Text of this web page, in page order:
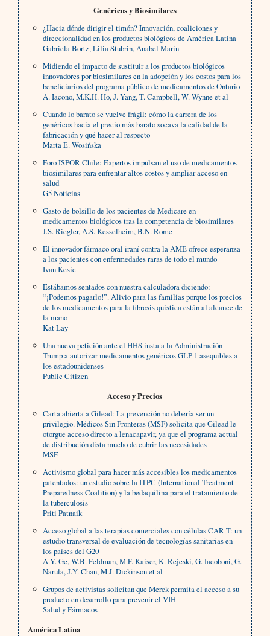
Genéricos y Biosimilares
¿Hacia dónde dirigir el timón? Innovación, coaliciones y
direccionalidad en los productos biológicos de América Latina
Gabriela Bortz, Lilia Stubrin, Anabel Marin
Midiendo el impacto de sustituir a los productos biológicos
innovadores por biosimilares en la adopción y los costos para los
beneficiarios del programa público de medicamentos de Ontario
A. Iacono, M.K.H. Ho, J. Yang, T. Campbell, W. Wynne et al
Cuando lo barato se vuelve frágil: cómo la carrera de los
genéricos hacia el precio más barato socava la calidad de la
fabricación y qué hacer al respecto
Marta E. Wosińska
Foro ISPOR Chile: Expertos impulsan el uso de medicamentos
biosimilares para enfrentar altos costos y ampliar acceso en
salud
G5 Noticias
Gasto de bolsillo de los pacientes de Medicare en
medicamentos biológicos tras la competencia de biosimilares
J.S. Riegler, A.S. Kesselheim, B.N. Rome
El innovador fármaco oral iraní contra la AME ofrece esperanza
a los pacientes con enfermedades raras de todo el mundo
Ivan Kesic
Estábamos sentados con nuestra calculadora diciendo:
“¡Podemos pagarlo!”. Alivio para las familias porque los precios
de los medicamentos para la fibrosis quística están al alcance de
la mano
Kat Lay
Una nueva petición ante el HHS insta a la Administración
Trump a autorizar medicamentos genéricos GLP-1 asequibles a
los estadounidenses
Public Citizen
Acceso y Precios
Carta abierta a Gilead: La prevención no debería ser un
privilegio. Médicos Sin Fronteras (MSF) solicita que Gilead le
otorgue acceso directo a lenacapavir, ya que el programa actual
de distribución dista mucho de cubrir las necesidades
MSF
Activismo global para hacer más accesibles los medicamentos
patentados: un estudio sobre la ITPC (International Treatment
Preparedness Coalition) y la bedaquilina para el tratamiento de
la tuberculosis
Priti Patnaik
Acceso global a las terapias comerciales con células CAR T: un
estudio transversal de evaluación de tecnologías sanitarias en
los países del G20
A.Y. Ge, W.B. Feldman, M.F. Kaiser, K. Rejeski, G. Iacoboni, G.
Narula, J.Y. Chan, M.J. Dickinson et al
Grupos de activistas solicitan que Merck permita el acceso a su
producto en desarrollo para prevenir el VIH
Salud y Fármacos
América Latina